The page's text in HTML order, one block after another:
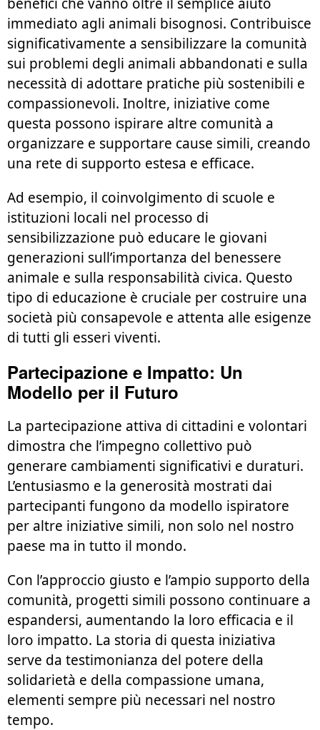
immediato agli animali bisognosi. Contribuisce
significativamente a sensibilizzare la comunità
sui problemi degli animali abbandonati e sulla
necessità di adottare pratiche più sostenibili e
compassionevoli. Inoltre, iniziative come
questa possono ispirare altre comunità a
organizzare e supportare cause simili, creando
una rete di supporto estesa e efficace.
Ad esempio, il coinvolgimento di scuole e
istituzioni locali nel processo di
sensibilizzazione può educare le giovani
generazioni sull’importanza del benessere
animale e sulla responsabilità civica. Questo
tipo di educazione è cruciale per costruire una
società più consapevole e attenta alle esigenze
di tutti gli esseri viventi.
Partecipazione e Impatto: Un
Modello per il Futuro
La partecipazione attiva di cittadini e volontari
dimostra che l’impegno collettivo può
generare cambiamenti significativi e duraturi.
L’entusiasmo e la generosità mostrati dai
partecipanti fungono da modello ispiratore
per altre iniziative simili, non solo nel nostro
paese ma in tutto il mondo.
Con l’approccio giusto e l’ampio supporto della
comunità, progetti simili possono continuare a
espandersi, aumentando la loro efficacia e il
loro impatto. La storia di questa iniziativa
serve da testimonianza del potere della
solidarietà e della compassione umana,
elementi sempre più necessari nel nostro
tempo.